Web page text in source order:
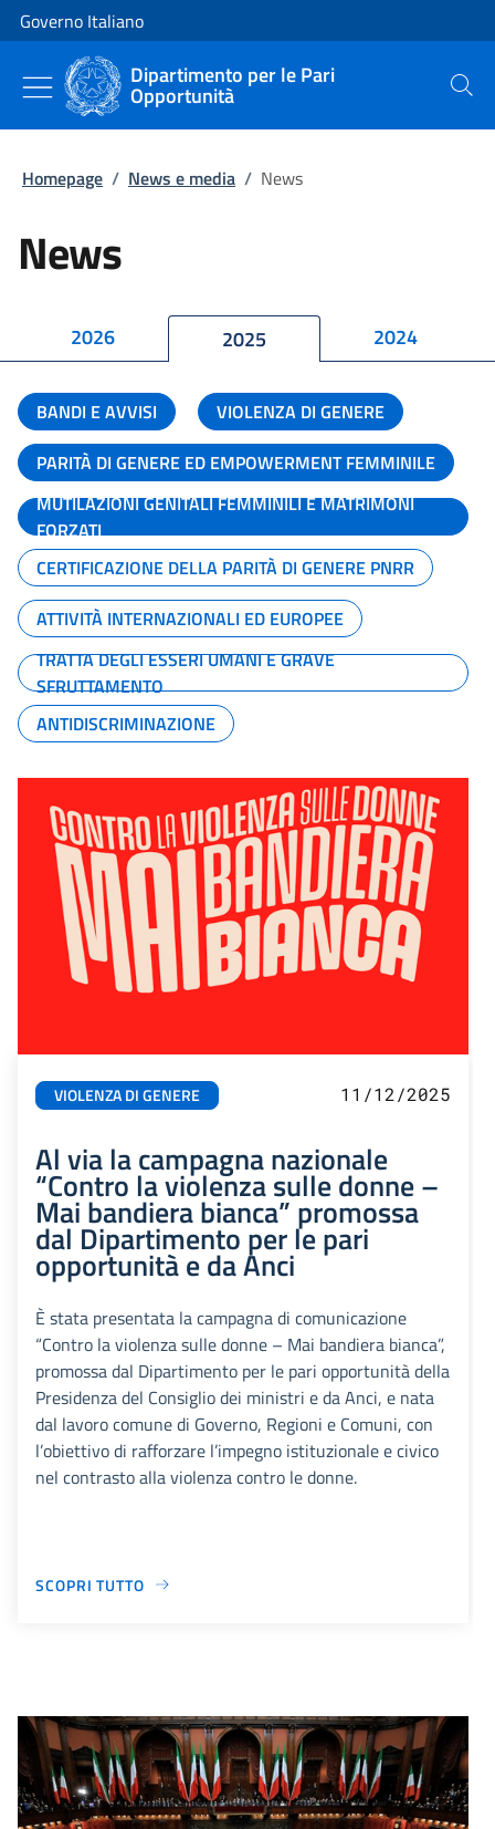
Vai al contenuto
Vai alla navigazione del sito
Governo Italiano
Dipartimento per le Pari
Opportunità Cerca
Homepage / News e media / News
News
2026 2025 2024
BANDI E AVVISI
VIOLENZA DI GENERE
PARITÀ DI GENERE ED EMPOWERMENT FEMMINILE
MUTILAZIONI GENITALI FEMMINILI E MATRIMONI
FORZATI
CERTIFICAZIONE DELLA PARITÀ DI GENERE PNRR
ATTIVITÀ INTERNAZIONALI ED EUROPEE
TRATTA DEGLI ESSERI UMANI E GRAVE
SFRUTTAMENTO
ANTIDISCRIMINAZIONE
VIOLENZA DI GENERE 11/12/2025
Al via la campagna nazionale
“Contro la violenza sulle donne –
Mai bandiera bianca” promossa
dal Dipartimento per le pari
opportunità e da Anci
È stata presentata la campagna di comunicazione
“Contro la violenza sulle donne – Mai bandiera bianca”,
promossa dal Dipartimento per le pari opportunità della
Presidenza del Consiglio dei ministri e da Anci, e nata
dal lavoro comune di Governo, Regioni e Comuni, con
l’obiettivo di rafforzare l’impegno istituzionale e civico
nel contrasto alla violenza contro le donne.
SCOPRI TUTTO